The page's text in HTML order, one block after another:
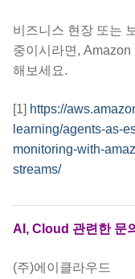
비즈니스 현장 또는
중이시라면,
해보세요.
[1] https://
learning/agents-as-
monitoring-with-
streams/
AI, Cloud 관련한 문
(주)에이클라우드